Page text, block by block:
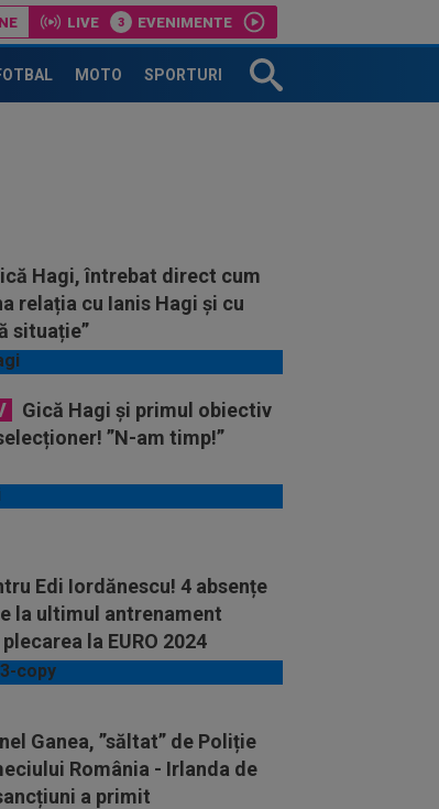
LIVE EVENIMENTE
MOTO SPORTURI
Hagi, întrebat direct cum
relația cu Ianis Hagi și cu
situație”
Gică Hagi și primul obiectiv
”N-am timp!”
Edi Iordănescu! 4 absențe
la ultimul antrenament
la EURO 2024
Ganea, ”săltat” de Poliție
România - Irlanda de
a primit